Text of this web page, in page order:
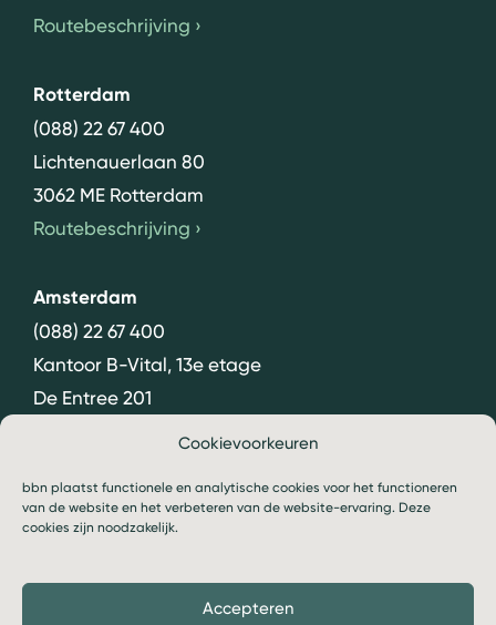
Cookievoorkeuren
bbn plaatst functionele en analytische cookies voor het functioneren
van de website en het verbeteren van de website-ervaring. Deze
cookies zijn noodzakelijk.
Accepteren
Routebeschrijving ›
Rotterdam
(088) 22 67 400
Lichtenauerlaan 80
3062 ME Rotterdam
Routebeschrijving ›
Amsterdam
(088) 22 67 400
Kantoor B-Vital, 13e etage
De Entree 201
1101 HG Amsterdam